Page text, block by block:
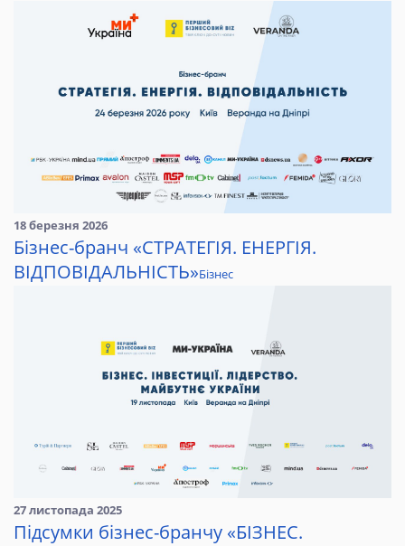
18 березня 2026
Бізнес-бранч «СТРАТЕГІЯ. ЕНЕРГІЯ.
ВІДПОВІДАЛЬНІСТЬ»Бізнес
27 листопада 2025
Підсумки бізнес-бранчу «БІЗНЕС.